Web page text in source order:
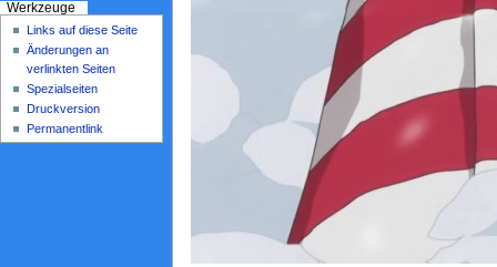
Werkzeuge
Links auf diese Seite
Änderungen an
verlinkten Seiten
Spezialseiten
Druckversion
Permanentlink